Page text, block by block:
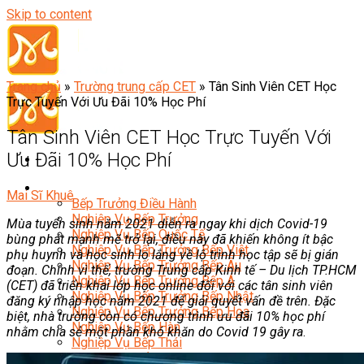
Skip to content
Đầu Bếp
Bếp Trưởng Điều Hành
Nghiệp Vụ Bếp Trưởng
Nghiệp Vụ Bếp Quốc Tế
Nghiệp Vụ Bếp Trưởng Bếp Việt
Nghiệp Vụ Bếp Trưởng Bếp Âu
Nghiệp Vụ Bếp Trưởng Bếp Á
Nghiệp Vụ Bếp Trưởng Bếp Nhật
Nghiệp Vụ Bếp Trưởng Bếp Hoa
Nghiệp Vụ Bếp Hàn
Nghiệp Vụ Bếp Thái
Nghiệp Vụ Bếp Chay
Trang chủ » Trường trung cấp CET » Tân Sinh Viên CET Học
Trực Tuyến Với Ưu Đãi 10% Học Phí
Tân Sinh Viên CET Học Trực Tuyến Với
Ưu Đãi 10% Học Phí
Mai Sĩ Khuê
Mùa tuyển sinh năm 2021 diễn ra ngay khi dịch Covid-19
bùng phát mạnh mẽ trở lại, điều này đã khiến không ít bậc
phụ huynh và học sinh lo lắng về lộ trình học tập sẽ bị gián
đoạn. Chính vì thế, trường Trung cấp Kinh tế – Du lịch TP.HCM
(CET) đã triển khai lớp học online đối với các tân sinh viên
đăng ký nhập học năm 2021 để giải quyết vấn đề trên. Đặc
biệt, nhà trường còn có chương trình ưu đãi 10% học phí
nhằm chia sẻ một phần khó khăn do Covid 19 gây ra.